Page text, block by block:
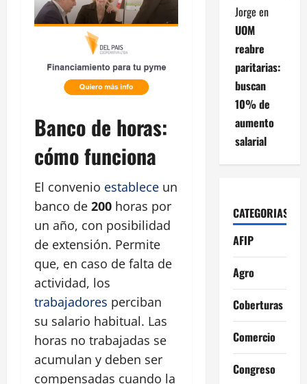
Banco de horas:
cómo funciona
El convenio establece un
banco de 200 horas por
un año, con posibilidad
de extensión. Permite
que, en caso de falta de
actividad, los
trabajadores perciban
su salario habitual. Las
horas no trabajadas se
acumulan y deben ser
compensadas cuando la
Jorge en
UOM
reabre
paritarias:
buscan
10% de
aumento
salarial
CATEGORIAS
AFIP
Agro
Coberturas
Comercio
Congreso